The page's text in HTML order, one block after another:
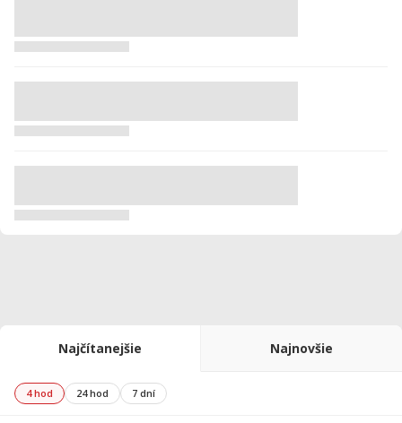
Najčítanejšie Najnovšie
4 hod 24 hod 7 dní